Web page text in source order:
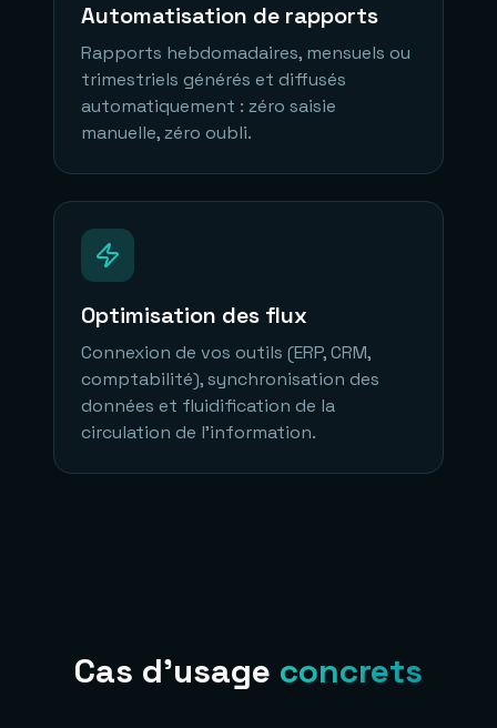
Automatisation de rapports
Rapports hebdomadaires, mensuels ou
trimestriels générés et diffusés
automatiquement : zéro saisie
manuelle, zéro oubli.
Optimisation des flux
Connexion de vos outils (ERP, CRM,
comptabilité), synchronisation des
données et fluidification de la
circulation de l'information.
Cas d'usage concrets